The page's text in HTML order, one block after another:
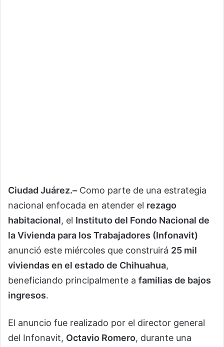
Ciudad Juárez.– Como parte de una estrategia
nacional enfocada en atender el rezago
habitacional, el Instituto del Fondo Nacional de
la Vivienda para los Trabajadores (Infonavit)
anunció este miércoles que construirá 25 mil
viviendas en el estado de Chihuahua,
beneficiando principalmente a familias de bajos
ingresos.
El anuncio fue realizado por el director general
del Infonavit, Octavio Romero, durante una